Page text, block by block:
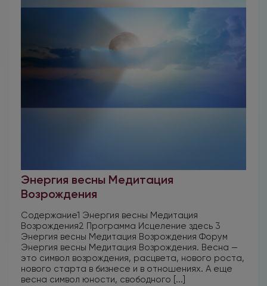
Энергия весны Медитация
Возрождения
Содержание1 Энергия весны Медитация
Возрождения2 Программа Исцеление здесь 3
Энергия весны Медитация Возрождения Форум
Энергия весны Медитация Возрождения. Весна —
это символ возрождения, расцвета, нового роста,
нового старта в бизнесе и в отношениях. А еще
весна символ юности, свободного [...]